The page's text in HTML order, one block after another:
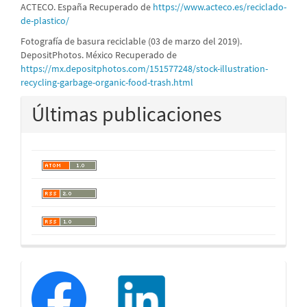
ACTECO. España Recuperado de https://www.acteco.es/reciclado-
de-plastico/
Fotografía de basura reciclable (03 de marzo del 2019).
DepositPhotos. México Recuperado de
https://mx.depositphotos.com/151577248/stock-illustration-
recycling-garbage-organic-food-trash.html
Últimas publicaciones
redessociales